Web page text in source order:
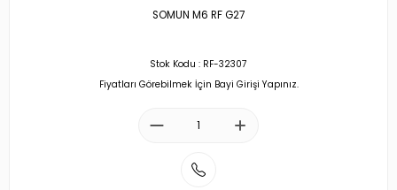
SOMUN M6 RF G27
Stok Kodu : RF-32307
Fiyatları Görebilmek İçin Bayi Girişi Yapınız.